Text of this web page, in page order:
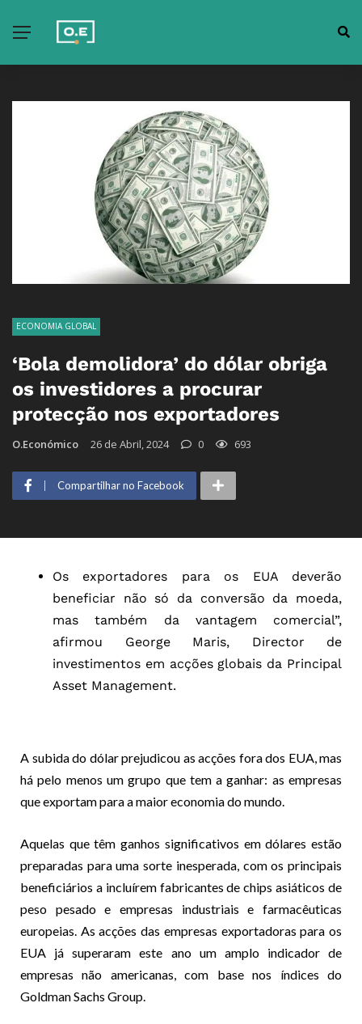
ECONOMIA GLOBAL
‘Bola demolidora’ do dólar obriga
os investidores a procurar
protecção nos exportadores
O.Económico 26 de Abril, 2024 0 693
Compartilhar no Facebook
Os exportadores para os EUA deverão
beneficiar não só da conversão da moeda,
mas também da vantagem comercial”,
afirmou George Maris, Director de
investimentos em acções globais da Principal
Asset Management.
A subida do dólar prejudicou as acções fora dos EUA, mas
há pelo menos um grupo que tem a ganhar: as empresas
que exportam para a maior economia do mundo.
Aquelas que têm ganhos significativos em dólares estão
preparadas para uma sorte inesperada, com os principais
beneficiários a incluírem fabricantes de chips asiáticos de
peso pesado e empresas industriais e farmacêuticas
europeias. As acções das empresas exportadoras para os
EUA já superaram este ano um amplo indicador de
empresas não americanas, com base nos índices do
Goldman Sachs Group.